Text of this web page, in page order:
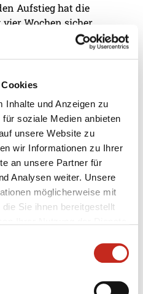
Inhalte und Anzeigen zu
soziale Medien anbieten
unsere Website zu
wir Informationen zu Ihrer
an unsere Partner für
Analysen weiter. Unsere
möglicherweise mit
Sie ihnen bereitgestellt
Aufstieg hat die
Wochen sicher,
ungeschlagen beenden.
war dann die heutige
(10:10) setzte am Ende
rom
Vorjahresfinale
bei den Rhein-Neckar
standen sich beide
hauchdünn holten sich